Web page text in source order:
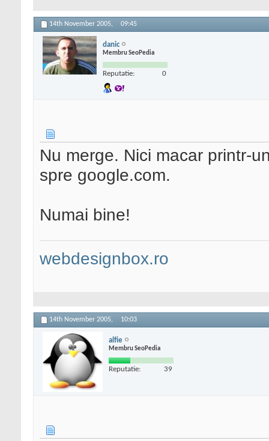
14th November 2005, 09:45
danic
Membru SeoPedia
Reputatie: 0
Nu merge. Nici macar printr-
spre google.com.
Numai bine!
webdesignbox.ro
14th November 2005, 10:03
alfie
Membru SeoPedia
Reputatie: 39